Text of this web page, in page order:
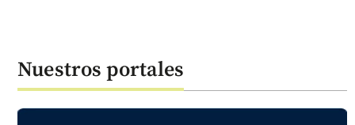
Nuestros portales